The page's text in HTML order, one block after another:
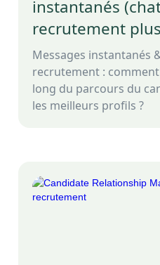
instantanés
recrutement
Messages instantanés
recrutement :
long du parcours du
les meilleurs profils ?